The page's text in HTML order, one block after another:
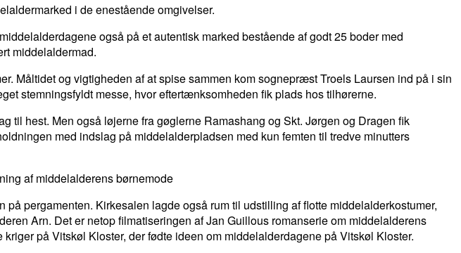
i de enestående omgivelser.
også på et autentisk marked bestående af godt 25 boder med
middelaldermad.
Måltidet og vigtigheden af at spise sammen kom sognepræst Troels Laursen ind på i sin
stemningsfyldt messe, hvor eftertænksomheden fik plads hos tilhørerne.
til hest. Men også løjerne fra gøglerne Ramashang og Skt. Jørgen og Dragen fik
med indslag på middelalderpladsen med kun femten til tredve minutters
af middelalderens børnemode
pergamenten. Kirkesalen lagde også rum til udstilling af flotte middelalderkostumer,
Arn. Det er netop filmatiseringen af Jan Guillous romanserie om middelalderens
på Vitskøl Kloster, der fødte ideen om middelalderdagene på Vitskøl Kloster.